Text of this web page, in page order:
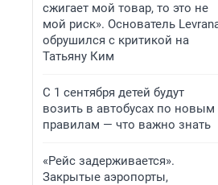
сжигает мой товар, то это не
мой риск». Основатель
обрушился с критикой на
Татьяну Ким
С 1 сентября детей будут
возить в автобусах по новым
правилам — что важно знать
«Рейс задерживается».
Закрытые аэропорты,